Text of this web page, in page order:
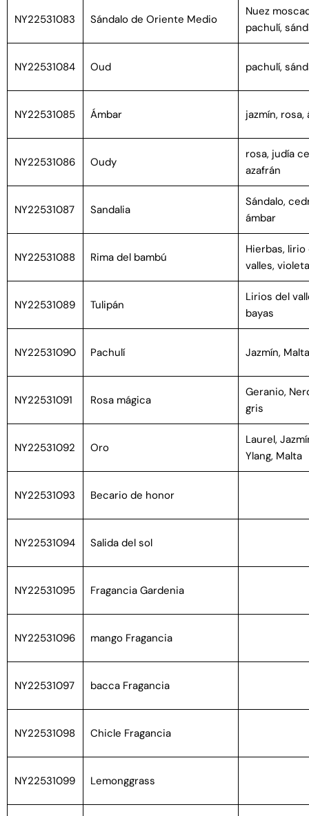
NY22531083 Sándalo de Oriente Medio
Nuez
pachulí,
NY22531084 Oud pachulí,
NY22531085 Ámbar jazmín, rosa,
NY22531086 Oudy
rosa, judía
azafrán
NY22531087 Sandalia
Sándalo,
ámbar
NY22531088 Rima del bambú
Hierbas, lirio
valles, violeta
NY22531089 Tulipán
Lirios del
bayas
NY22531090 Pachulí Jazmín,
NY22531091 Rosa mágica
Geranio,
gris
NY22531092 Oro
Laurel,
Ylang, Malta
NY22531093 Becario de honor
NY22531094 Salida del sol
NY22531095 Fragancia Gardenia
NY22531096 mango Fragancia
NY22531097 bacca Fragancia
NY22531098 Chicle Fragancia
NY22531099 Lemonggrass